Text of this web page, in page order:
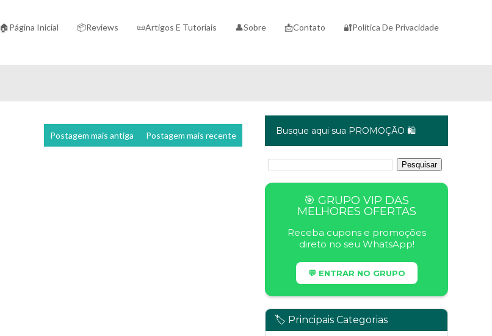
🏠Página Inicial 📦Reviews 📜Artigos E Tutoriais 👤Sobre 📩Contato 🔐Política De Privacidade
Postagem mais recente
Postagem mais antiga Busque aqui sua PROMOÇÃO 🛍️
🎯 GRUPO VIP DAS
MELHORES OFERTAS
Receba cupons e promoções
direto no seu WhatsApp!
💬 ENTRAR NO GRUPO
🏷️ Principais Categorias